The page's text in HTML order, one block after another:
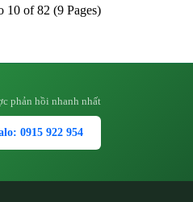
10 of 82 (9 Pages)
phản hồi nhanh nhất
0915 922 954